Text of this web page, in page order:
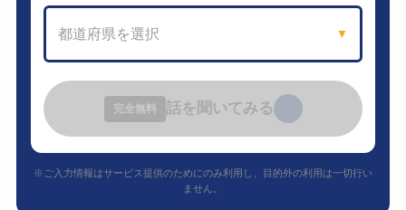
都道府県を選択 ▼
完全無料 話を聞いてみる
※ご入力情報はサービス提供のためにのみ利用し、目的外の利用は一切行い
ません。